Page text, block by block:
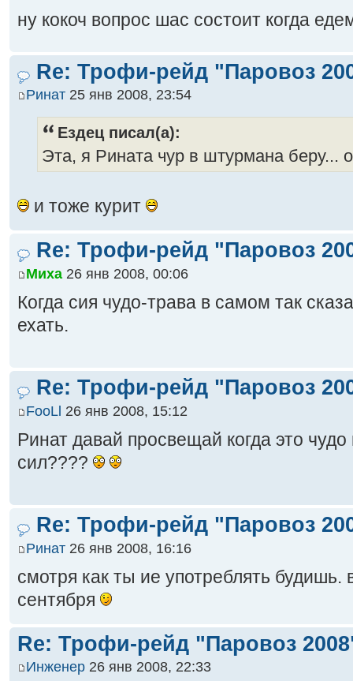
ну кокоч вопрос шас состоит когда
Re: Трофи-рейд "Паровоз
Ринат 25 янв 2008, 23:54
Ездец писал(а):
Эта, я Рината чур в штурмана беру...
и тоже курит
Re: Трофи-рейд "Паровоз
Миха 26 янв 2008, 00:06
Когда сия чудо-трава в самом так
ехать.
Re: Трофи-рейд "Паровоз
FooLl 26 янв 2008, 15:12
Ринат давай просвещай когда это
сил????
Re: Трофи-рейд "Паровоз
Ринат 26 янв 2008, 16:16
смотря как ты ие употреблять будишь.
сентября
Re: Трофи-рейд "Паровоз
Инженер 26 янв 2008, 22:33